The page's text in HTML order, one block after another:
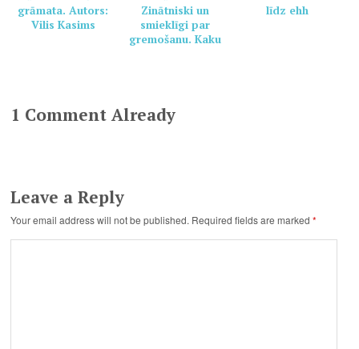
grāmata. Autors:
Vilis Kasims
Zinātniski un
smieklīgi par
gremošanu. Kaku
līdz ehh
1 Comment Already
Leave a Reply
Your email address will not be published. Required fields are marked*